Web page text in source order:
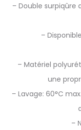
– Double
–
– Matériel
une
– Lavage: 60°C
–